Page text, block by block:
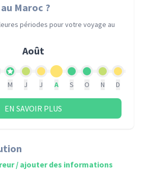
au Maroc ?
périodes pour votre voyage au
Août
M J J A S O N D
EN SAVOIR PLUS
/ ajouter des informations